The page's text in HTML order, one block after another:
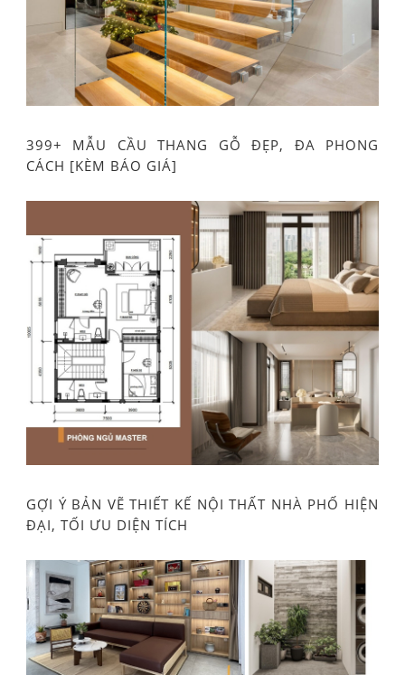
399+ MẪU CẦU THANG GỖ ĐẸP, ĐA PHONG
CÁCH [KÈM BÁO GIÁ]
GỢI Ý BẢN VẼ THIẾT KẾ NỘI THẤT NHÀ PHỐ HIỆN
ĐẠI, TỐI ƯU DIỆN TÍCH